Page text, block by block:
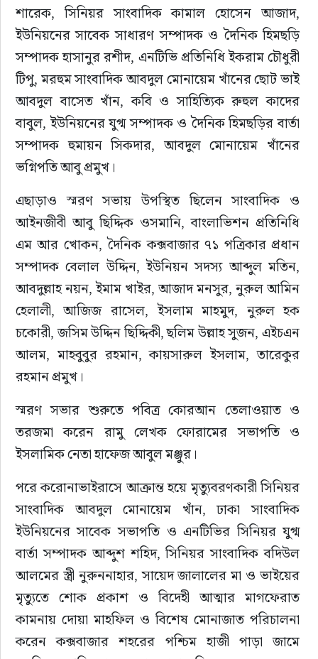
শারেক, সিনিয়র সাংবাদিক কামাল হোসেন আজাদ,
ইউনিয়নের সাবেক সাধারণ সম্পাদক ও দৈনিক হিমছড়ি
সম্পাদক হাসানুর রশীদ, এনটিভি প্রতিনিধি ইকরাম চৌধুরী
টিপু, মরহুম সাংবাদিক আবদুল মোনায়েম খাঁনের ছোট ভাই
আবদুল বাসেত খাঁন, কবি ও সাহিত্যিক রুহুল কাদের
বাবুল, ইউনিয়নের যুগ্ম সম্পাদক ও দৈনিক হিমছড়ির বার্তা
সম্পাদক হুমায়ন সিকদার, আবদুল মোনায়েম খাঁনের
ভগ্নিপতি আবু প্রমুখ।
এছাড়াও স্মরণ সভায় উপস্থিত ছিলেন সাংবাদিক ও
আইনজীবী আবু ছিদ্দিক ওসমানি, বাংলাভিশন প্রতিনিধি
এম আর খোকন, দৈনিক কক্সবাজার ৭১ পত্রিকার প্রধান
সম্পাদক বেলাল উদ্দিন, ইউনিয়ন সদস্য আব্দুল মতিন,
আবদুল্লাহ নয়ন, ইমাম খাইর, আজাদ মনসুর, নুরুল আমিন
হেলালী, আজিজ রাসেল, ইসলাম মাহমুদ, নুরুল হক
চকোরী, জসিম উদ্দিন ছিদ্দিকী, ছলিম উল্লাহ সুজন, এইচএন
আলম, মাহবুবুর রহমান, কায়সারুল ইসলাম, তারেকুর
রহমান প্রমুখ।
স্মরণ সভার শুরুতে পবিত্র কোরআন তেলাওয়াত ও
তরজমা করেন রামু লেখক ফোরামের সভাপতি ও
ইসলামিক নেতা হাফেজ আবুল মঞ্জুর।
পরে করোনাভাইরাসে আক্রান্ত হয়ে মৃত্যুবরণকারী সিনিয়র
সাংবাদিক আবদুল মোনায়েম খাঁন, ঢাকা সাংবাদিক
ইউনিয়নের সাবেক সভাপতি ও এনটিভির সিনিয়র যুগ্ম
বার্তা সম্পাদক আব্দুশ শহিদ, সিনিয়র সাংবাদিক বদিউল
আলমের স্ত্রী নুরুননাহার, সায়েদ জালালের মা ও ভাইয়ের
মৃত্যুতে শোক প্রকাশ ও বিদেহী আত্মার মাগফেরাত
কামনায় দোয়া মাহফিল ও বিশেষ মোনাজাত পরিচালনা
করেন কক্সবাজার শহরের পশ্চিম হাজী পাড়া জামে